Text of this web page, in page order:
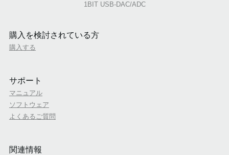
1BIT USB-DAC/ADC
購入を検討されている方
購入する
サポート
マニュアル
ソフトウェア
よくあるご質問
関連情報